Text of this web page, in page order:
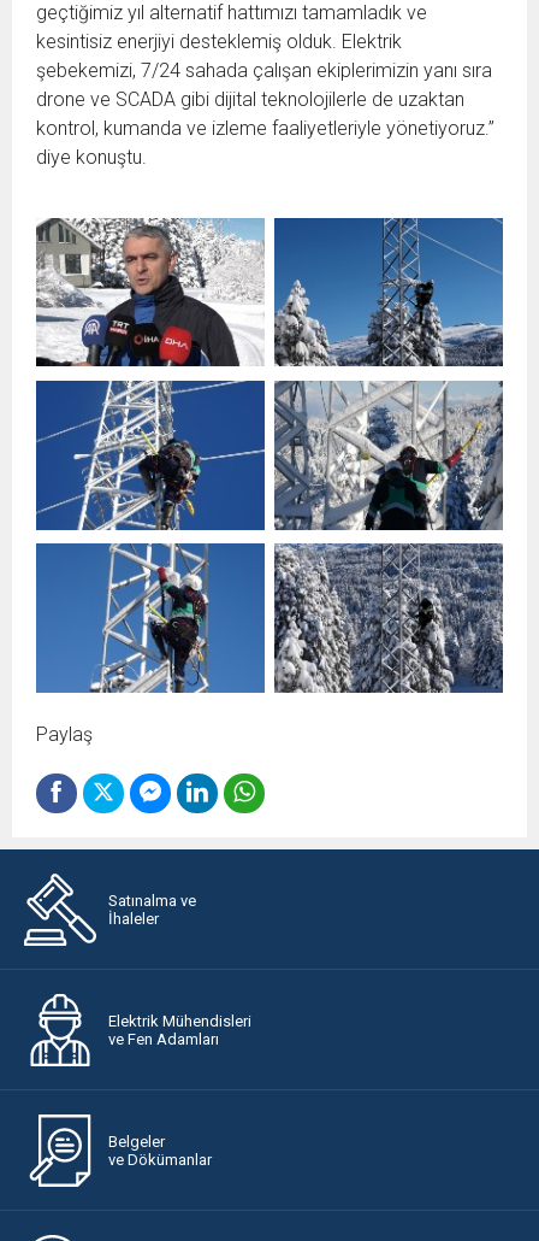
geçtiğimiz yıl alternatif hattımızı tamamladık ve
kesintisiz enerjiyi desteklemiş olduk. Elektrik
şebekemizi, 7/24 sahada çalışan ekiplerimizin yanı sıra
drone ve SCADA gibi dijital teknolojilerle de uzaktan
kontrol, kumanda ve izleme faaliyetleriyle yönetiyoruz.”
diye konuştu.
Paylaş
Satınalma ve
İhaleler
Elektrik Mühendisleri
ve Fen Adamları
Belgeler
ve Dökümanlar